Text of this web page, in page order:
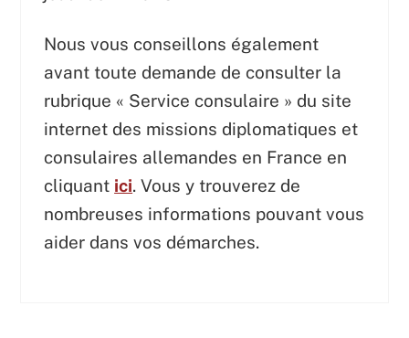
Nous vous conseillons également
avant toute demande de consulter la
rubrique « Service consulaire » du site
internet des missions diplomatiques et
consulaires allemandes en France en
cliquant ici. Vous y trouverez de
nombreuses informations pouvant vous
aider dans vos démarches.